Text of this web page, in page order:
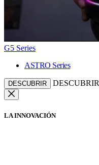
G5 Series
ASTRO Series
DESCUBRIR DESCUBRIR
LA INNOVACIÓN